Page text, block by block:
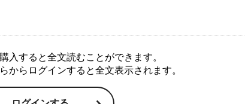
入すると全文読むことができます。
からログインすると全文表示されます。